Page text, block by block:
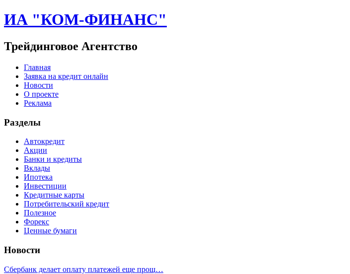
ИА "КОМ-ФИНАНС"
Трейдинговое Агентство
Главная
Заявка на кредит онлайн
Новости
О проекте
Реклама
Разделы
Автокредит
Акции
Банки и кредиты
Вклады
Ипотека
Инвестиции
Кредитные карты
Потребительский кредит
Полезное
Форекс
Ценные бумаги
Новости
Сбербанк делает оплату платежей еще прощ…